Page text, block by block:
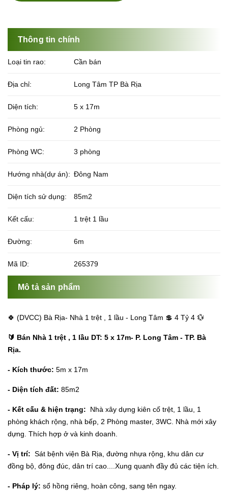
Thông tin chính
Loại tin rao: Cần bán
Địa chỉ: Long Tâm TP Bà Rịa
Diện tích: 5 x 17m
Phòng ngủ: 2 Phòng
Phòng WC: 3 phòng
Hướng nhà(dự án): Đông Nam
Diện tích sử dụng: 85m2
Kết cấu: 1 trệt 1 lầu
Đường: 6m
Mã ID: 265379
Mô tả sản phẩm
🍀 (DVCC) Bà Rịa- Nhà 1 trệt , 1 lầu - Long Tâm 💲 4 Tỷ 4 💱
🔰 Bán Nhà 1 trệt , 1 lầu DT: 5 x 17m- P. Long Tâm - TP. Bà
Rịa.
- Kích thước: 5m x 17m
- Diện tích đất: 85m2
- Kết cấu & hiện trạng:
Nhà xây dựng kiên cố trệt, 1 lầu, 1
phòng khách rộng, nhà bếp, 2 Phòng master, 3WC. Nhà mới xây
dựng. Thích hợp ở và kinh doanh.
- Vị trí: Sát bệnh viện Bà Rịa, đường nhựa rộng, khu dân cư
đồng bộ, đông đúc, dân trí cao....Xung quanh đầy đủ các tiện ích.
- Pháp lý: sổ hồng riêng, hoàn công, sang tên ngay.